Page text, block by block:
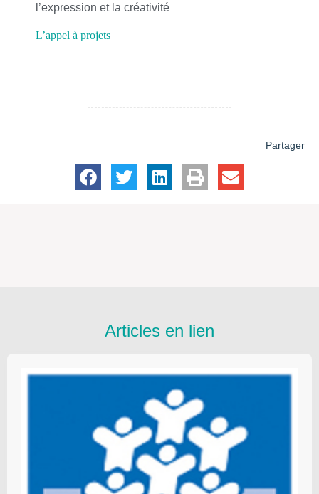
l’expression et la créativité
L’appel à projets
Partager
Articles en lien